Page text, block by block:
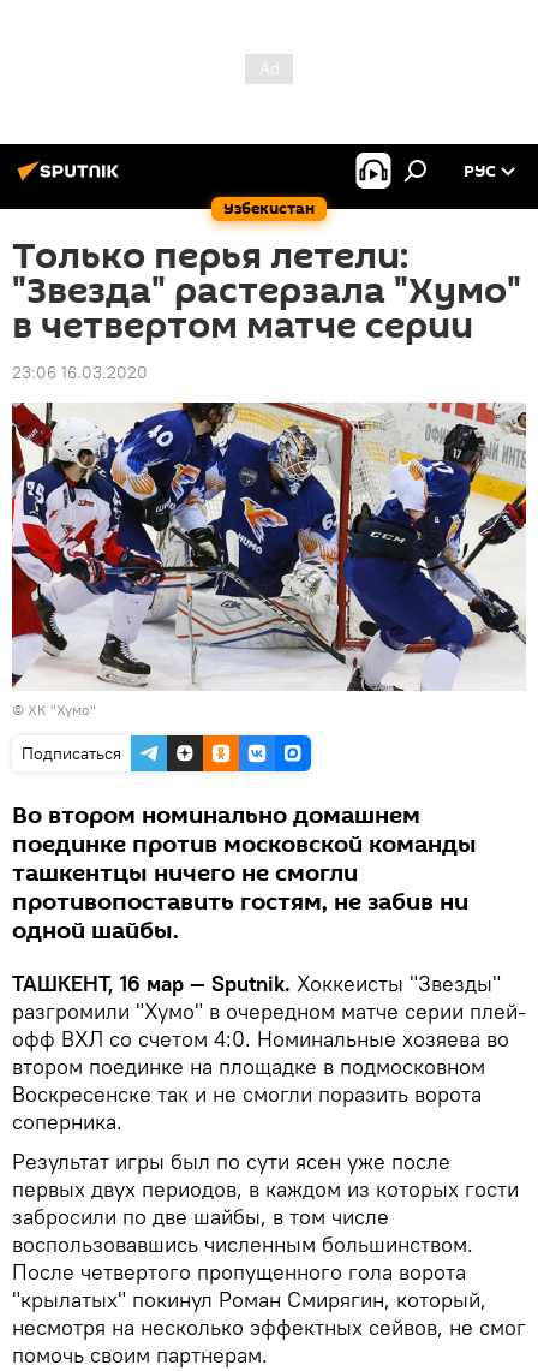
Узбекистан
РУС
Только перья летели:
"Звезда" растерзала "Хумо"
в четвертом матче серии
23:06 16.03.2020
© ХК "Хумо"
Подписаться
Во втором номинально домашнем
поединке против московской команды
ташкентцы ничего не смогли
противопоставить гостям, не забив ни
одной шайбы.
ТАШКЕНТ, 16 мар — Sputnik. Хоккеисты "Звезды"
разгромили "Хумо" в очередном матче серии плей-
офф ВХЛ со счетом 4:0. Номинальные хозяева во
втором поединке на площадке в подмосковном
Воскресенске так и не смогли поразить ворота
соперника.
Результат игры был по сути ясен уже после
первых двух периодов, в каждом из которых гости
забросили по две шайбы, в том числе
воспользовавшись численным большинством.
После четвертого пропущенного гола ворота
"крылатых" покинул Роман Смирягин, который,
несмотря на несколько эффектных сейвов, не смог
помочь своим партнерам.